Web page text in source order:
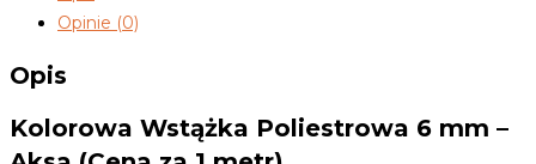
AKSA
Opinie (0)
Opis
Kolorowa Wstążka Poliestrowa 6 mm –